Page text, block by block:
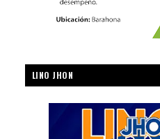
LINO JHON